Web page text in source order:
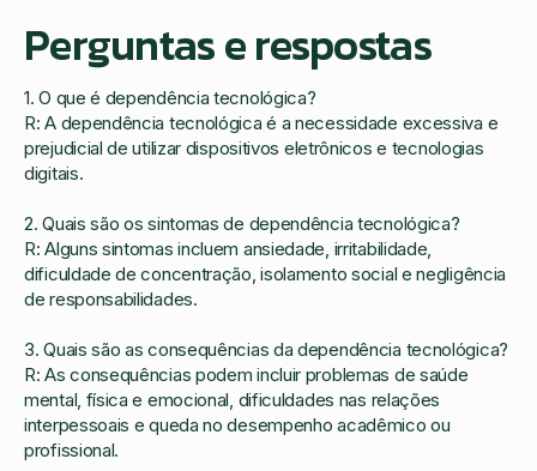
Perguntas e respostas
1. O que é dependência tecnológica?
R: A dependência tecnológica é a necessidade excessiva e
prejudicial de utilizar dispositivos eletrônicos e tecnologias
digitais.
2. Quais são os sintomas de dependência tecnológica?
R: Alguns sintomas incluem ansiedade, irritabilidade,
dificuldade de concentração, isolamento social e negligência
de responsabilidades.
3. Quais são as consequências da dependência tecnológica?
R: As consequências podem incluir problemas de saúde
mental, física e emocional, dificuldades nas relações
interpessoais e queda no desempenho acadêmico ou
profissional.